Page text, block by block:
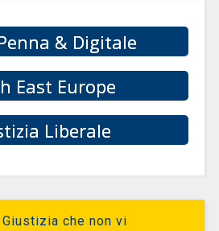
& Digitale
East Europe
Liberale
che non vi